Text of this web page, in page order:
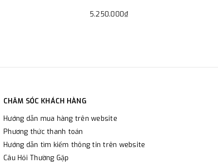
5.250.000₫
CHĂM SÓC KHÁCH HÀNG
Hướng dẫn mua hàng trên website
Phương thức thanh toán
Hướng dẫn tìm kiếm thông tin trên website
Câu Hỏi Thường Gặp